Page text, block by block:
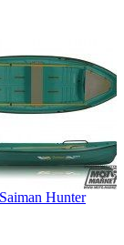
Hunter